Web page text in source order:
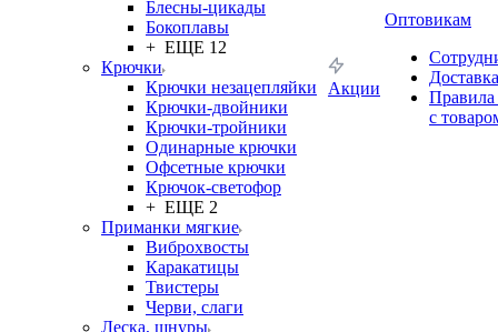
Блесны-цикады
Бокоплавы
+ ЕЩЕ 12
Крючки
Крючки незацепляйки
Крючки-двойники
Крючки-тройники
Одинарные крючки
Офсетные крючки
Крючок-светофор
+ ЕЩЕ 2
Приманки мягкие
Виброхвосты
Каракатицы
Твистеры
Черви, слаги
Леска, шнуры
Акции
Оптовикам
Доставка
Правила
с